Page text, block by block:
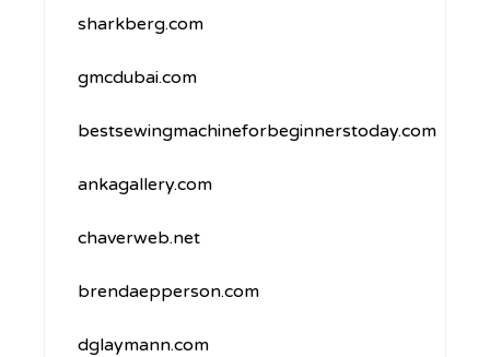
sharkberg.com
gmcdubai.com
bestsewingmachineforbeginnerstoday.com
ankagallery.com
chaverweb.net
brendaepperson.com
dglaymann.com